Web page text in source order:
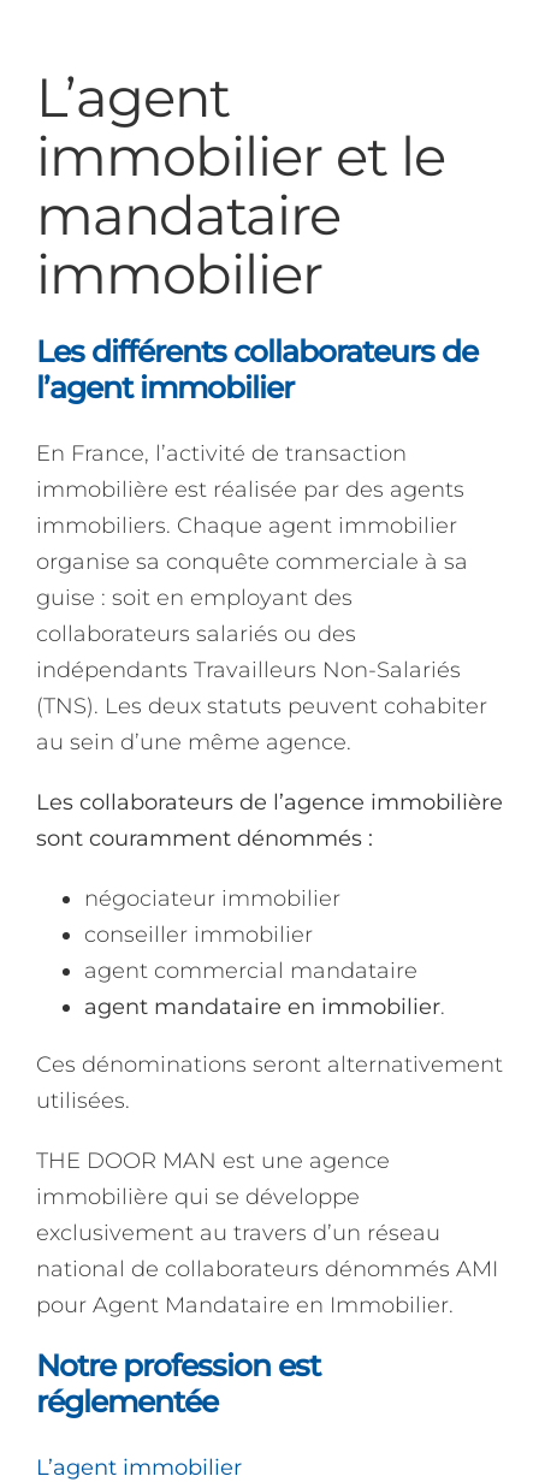
L’agent
immobilier et le
mandataire
immobilier
Les différents collaborateurs de
l’agent immobilier
En France, l’activité de transaction
immobilière est réalisée par des agents
immobiliers. Chaque agent immobilier
organise sa conquête commerciale à sa
guise : soit en employant des
collaborateurs salariés ou des
indépendants Travailleurs Non-Salariés
(TNS). Les deux statuts peuvent cohabiter
au sein d’une même agence.
Les collaborateurs de l’agence immobilière
sont couramment dénommés :
négociateur immobilier
conseiller immobilier
agent commercial mandataire
agent mandataire en immobilier.
Ces dénominations seront alternativement
utilisées.
THE DOOR MAN est une agence
immobilière qui se développe
exclusivement au travers d’un réseau
national de collaborateurs dénommés AMI
pour Agent Mandataire en Immobilier.
Notre profession est
réglementée
L’agent immobilier